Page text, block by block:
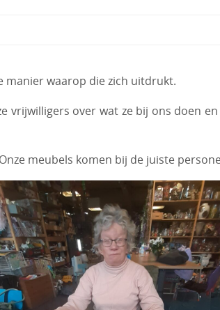
manier waarop die zich uitdrukt.
vrijwilligers over wat ze bij ons doen
Onze meubels komen bij de juiste